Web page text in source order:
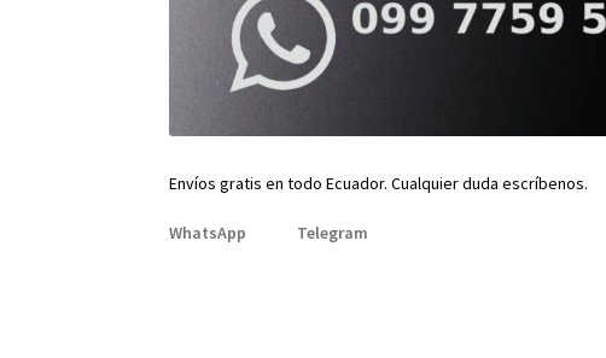
Envíos gratis en todo Ecuador. Cualquier duda escríbenos.
WhatsApp Telegram